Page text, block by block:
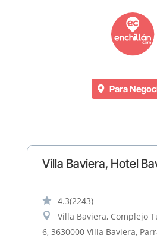
Para
Villa Baviera, Hotel
 4.3(2243)

Villa Baviera, Complejo
6, 3630000 Villa Baviera,